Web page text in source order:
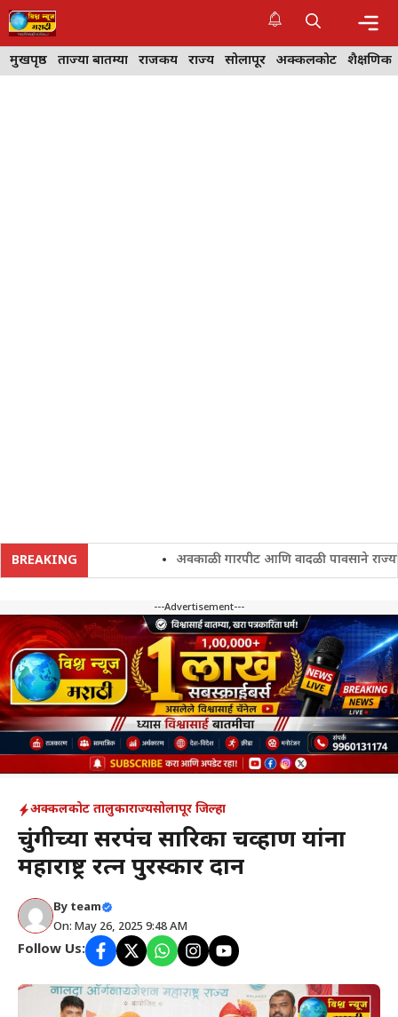
Skip
to
content
मुखपृष्ठ ताज्या बातम्या राजकीय राज्य सोलापूर अक्कलकोट शैक्षणिक
BREAKING अवकाळी गारपीट आणि वादळी पावसाने
---Advertisement---
अक्कलकोट तालुकाराज्यसोलापूर जिल्हा
चुंगीच्या सरपंच सारिका चव्हाण यांना
महाराष्ट्र रत्न पुरस्कार प्रदान
By team
On: May 26, 2025 9:48 AM
Follow Us: